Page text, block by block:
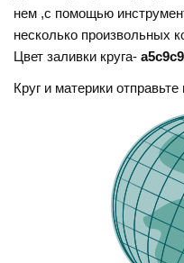
нем ,с помощью
несколько произвольных
Цвет заливки круга-a5c9c9
Круг и материки